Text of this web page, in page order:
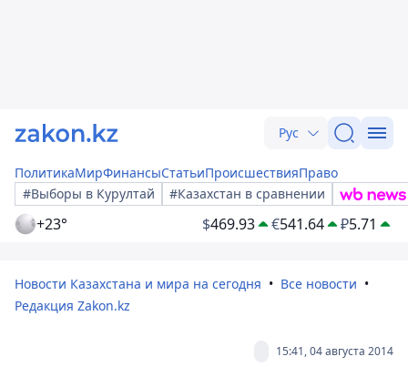
Рус
ПолитикаМирФинансыСтатьиПроисшествияПраво
#Выборы в Курултай
#Казахстан в сравнении
+23° $469.93 €541.64 ₽5.71
Новости Казахстана и мира на сегодня
Все новости
Редакция Zakon.kz
15:41, 04 августа 2014